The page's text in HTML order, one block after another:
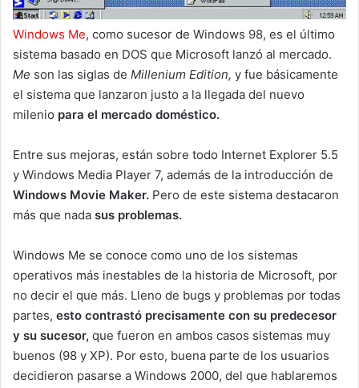
Windows Me, como sucesor de Windows 98, es el último
sistema basado en DOS que Microsoft lanzó al mercado.
Me son las siglas de Millenium Edition, y fue básicamente
el sistema que lanzaron justo a la llegada del nuevo
milenio para el mercado doméstico.
Entre sus mejoras, están sobre todo Internet Explorer 5.5
y Windows Media Player 7, además de la introducción de
Windows Movie Maker. Pero de este sistema destacaron
más que nada sus problemas.
Windows Me se conoce como uno de los sistemas
operativos más inestables de la historia de Microsoft, por
no decir el que más. Lleno de bugs y problemas por todas
partes, esto contrastó precisamente con su predecesor
y su sucesor, que fueron en ambos casos sistemas muy
buenos (98 y XP). Por esto, buena parte de los usuarios
decidieron pasarse a Windows 2000, del que hablaremos